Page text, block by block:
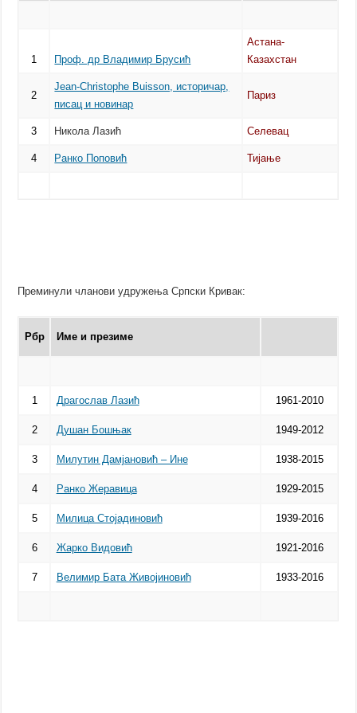
1 Проф. др Владимир Брусић
Астана-
Казахстан
2
Јean-Christophe Buisson, историчар,
писац и новинар
Париз
3 Никола Лазић Селевац
4 Ранко Поповић Тијање
Преминули чланови удружења Српски Кривак:
Рбр Име и презиме
1 Драгослав Лазић 1961-2010
2 Душан Бошњак 1949-2012
3 Милутин Дамјановић – Ине 1938-2015
4 Ранко Жеравица 1929-2015
5 Милица Стојадиновић 1939-2016
6 Жарко Видовић 1921-2016
7 Велимир Бата Живојиновић 1933-2016